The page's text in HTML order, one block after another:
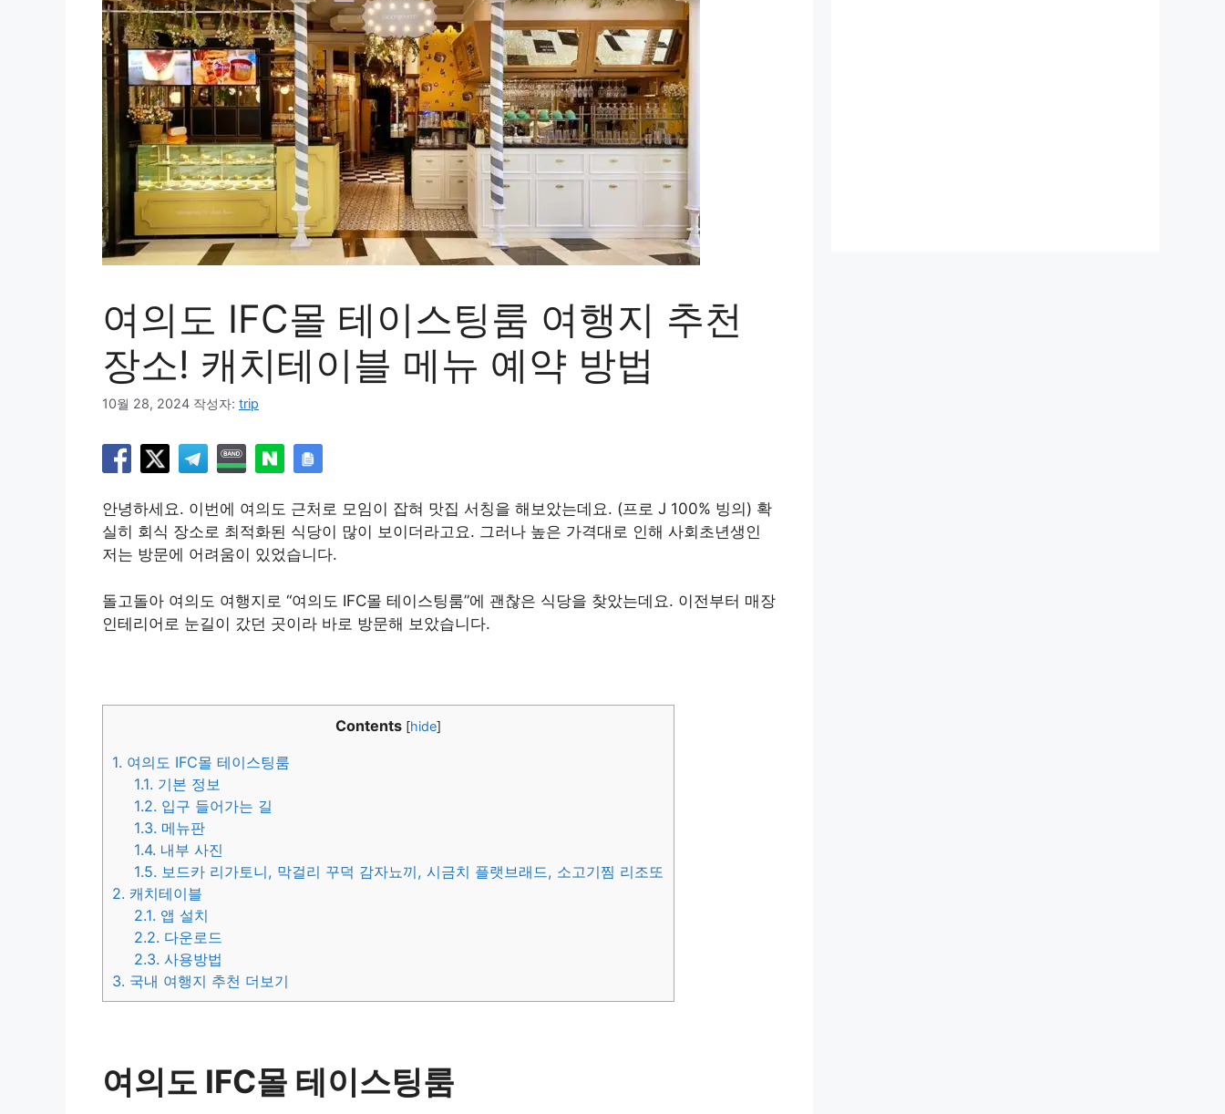
여의도 IFC몰 테이스팅룸 여행지 추천
장소! 캐치테이블 메뉴 예약 방법
10월 28, 2024 작성자: trip
안녕하세요. 이번에 여의도 근처로 모임이 잡혀 맛집 서칭을 해보았는데요. (프로 J 100% 빙의) 확
실히 회식 장소로 최적화된 식당이 많이 보이더라고요. 그러나 높은 가격대로 인해 사회초년생인
저는 방문에 어려움이 있었습니다.
돌고돌아 여의도 여행지로 “여의도 IFC몰 테이스팅룸”에 괜찮은 식당을 찾았는데요. 이전부터 매장
인테리어로 눈길이 갔던 곳이라 바로 방문해 보았습니다.
Contents [hide]
1. 여의도 IFC몰 테이스팅룸
1.1. 기본 정보
1.2. 입구 들어가는 길
1.3. 메뉴판
1.4. 내부 사진
1.5. 보드카 리가토니, 막걸리 꾸덕 감자뇨끼, 시금치 플랫브래드, 소고기찜 리조또
2. 캐치테이블
2.1. 앱 설치
2.2. 다운로드
2.3. 사용방법
3. 국내 여행지 추천 더보기
여의도 IFC몰 테이스팅룸